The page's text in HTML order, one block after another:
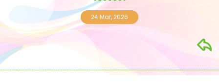
24 Mar, 2026